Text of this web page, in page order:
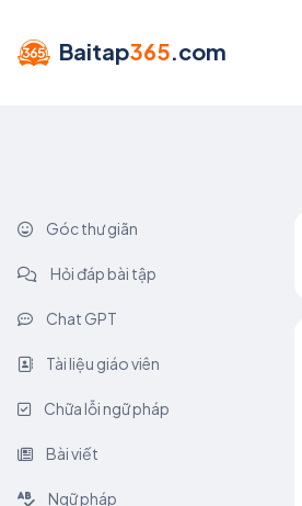
Baitap365.com
Góc thư giãn
Hỏi đáp bài tập
Chat GPT
Tài liệu giáo viên
Chữa lỗi ngữ pháp
Bài viết
Ngữ pháp